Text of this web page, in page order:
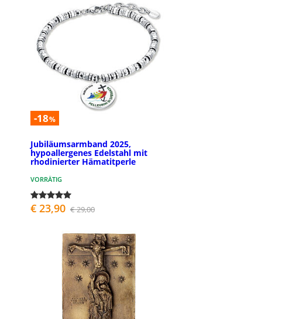
-18%
Jubiläumsarmband 2025,
hypoallergenes Edelstahl mit
rhodinierter Hämatitperle
VORRÄTIG
€ 23,90 € 29,00